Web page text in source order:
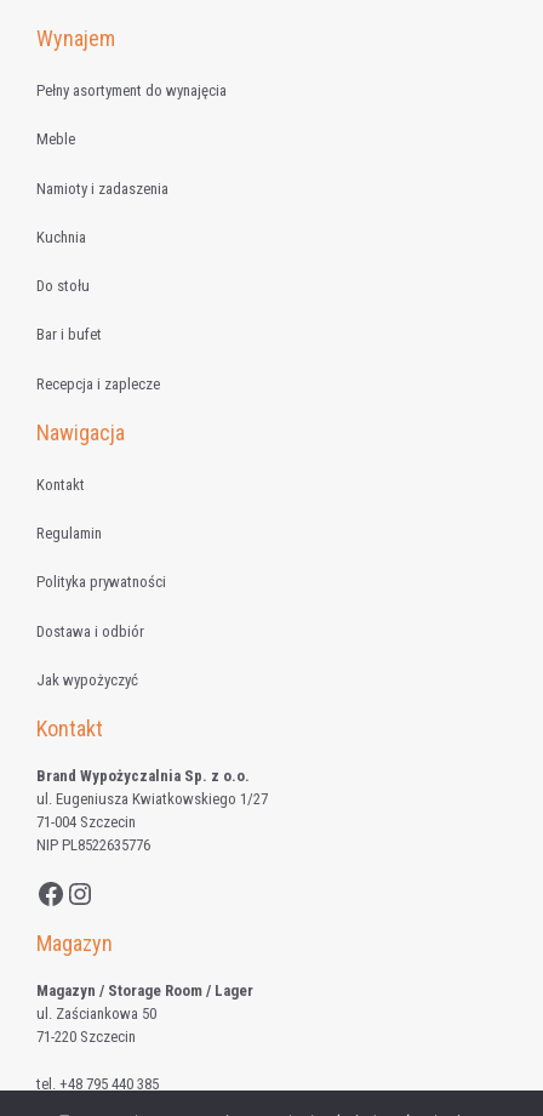
Wynajem
Pełny asortyment do wynajęcia
Meble
Namioty i zadaszenia
Kuchnia
Do stołu
Bar i bufet
Recepcja i zaplecze
Nawigacja
Kontakt
Regulamin
Polityka prywatności
Dostawa i odbiór
Jak wypożyczyć
Kontakt
Brand Wypożyczalnia Sp. z o.o.
ul. Eugeniusza Kwiatkowskiego 1/27
71-004 Szczecin
NIP PL8522635776
Facebook
Instagram
Magazyn
Magazyn / Storage Room / Lager
ul. Zaściankowa 50
71-220 Szczecin
tel. +48 795 440 385